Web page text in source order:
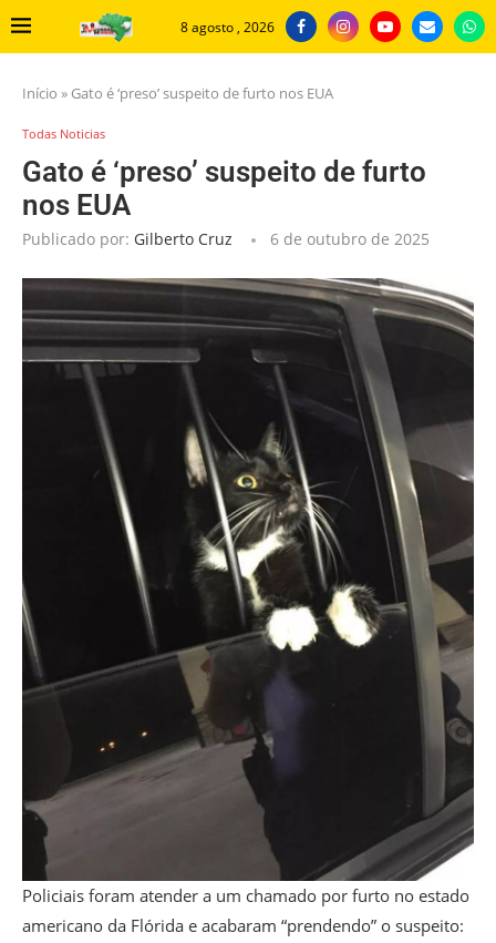
8 agosto , 2026
Início » Gato é ‘preso’ suspeito de furto nos EUA
Todas Noticias
Gato é ‘preso’ suspeito de furto
nos EUA
Publicado por: Gilberto Cruz 6 de outubro de 2025
Policiais foram atender a um chamado por furto no estado
americano da Flórida e acabaram “prendendo” o suspeito: